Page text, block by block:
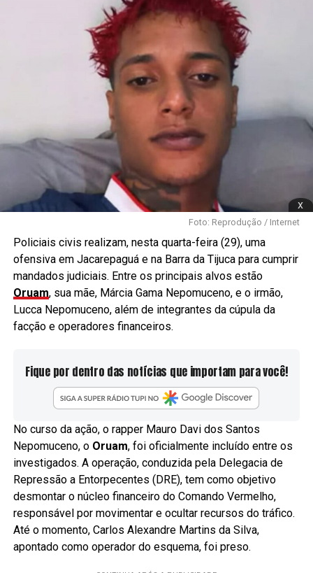
x
Foto: Reprodução / Internet
Policiais civis realizam, nesta quarta-feira (29), uma
ofensiva em Jacarepaguá e na Barra da Tijuca para cumprir
mandados judiciais. Entre os principais alvos estão
Oruam, sua mãe, Márcia Gama Nepomuceno, e o irmão,
Lucca Nepomuceno, além de integrantes da cúpula da
facção e operadores financeiros.
Fique por dentro das notícias que importam para você!
No curso da ação, o rapper Mauro Davi dos Santos
Nepomuceno, o Oruam, foi oficialmente incluído entre os
investigados. A operação, conduzida pela Delegacia de
Repressão a Entorpecentes (DRE), tem como objetivo
desmontar o núcleo financeiro do Comando Vermelho,
responsável por movimentar e ocultar recursos do tráfico.
Até o momento, Carlos Alexandre Martins da Silva,
apontado como operador do esquema, foi preso.